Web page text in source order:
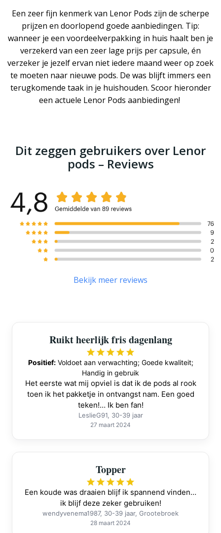
Een zeer fijn kenmerk van Lenor Pods zijn de scherpe
prijzen en doorlopend goede aanbiedingen. Tip:
wanneer je een voordeelverpakking in huis haalt ben je
verzekerd van een zeer lage prijs per capsule, én
verzeker je jezelf ervan niet iedere maand weer op zoek
te moeten naar nieuwe pods. De was blijft immers een
terugkomende taak in je huishouden. Scoor hieronder
een actuele Lenor Pods aanbiedingen!
Dit zeggen gebruikers over Lenor
pods – Reviews
Bekijk meer reviews
Ruikt heerlijk fris dagenlang
Positief:Voldoet aan verwachting; Goede kwaliteit;
Handig in gebruik
Het eerste wat mij opviel is dat ik de pods al rook
toen ik het pakketje in ontvangst nam. Een goed
teken!… Ik ben fan!
LeslieG91, 30-39 jaar
27 maart 2024
Topper
Een koude was draaien blijf ik spannend vinden…
ik blijf deze zeker gebruiken!
wendyvenema1987, 30-39 jaar, Grootebroek
28 maart 2024